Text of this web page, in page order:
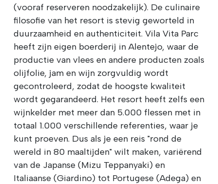
(vooraf reserveren noodzakelijk). De culinaire
filosofie van het resort is stevig geworteld in
duurzaamheid en authenticiteit. Vila Vita Parc
heeft zijn eigen boerderij in Alentejo, waar de
productie van vlees en andere producten zoals
olijfolie, jam en wijn zorgvuldig wordt
gecontroleerd, zodat de hoogste kwaliteit
wordt gegarandeerd. Het resort heeft zelfs een
wijnkelder met meer dan 5.000 flessen met in
totaal 1.000 verschillende referenties, waar je
kunt proeven. Dus als je een reis "rond de
wereld in 80 maaltijden" wilt maken, variërend
van de Japanse (Mizu Teppanyaki) en
Italiaanse (Giardino) tot Portugese (Adega) en